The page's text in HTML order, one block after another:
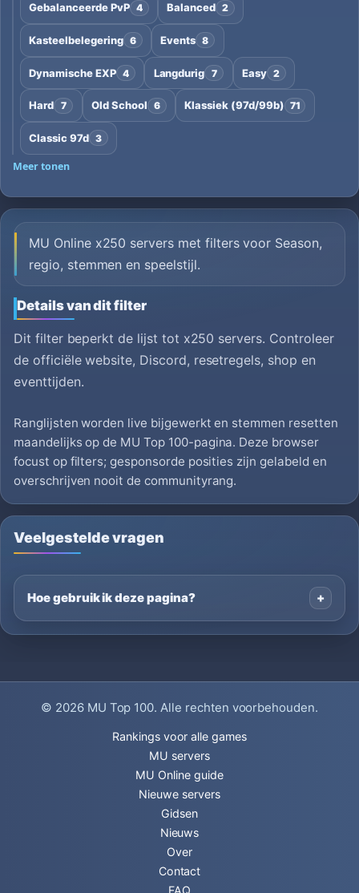
Gebalanceerde PvP 4 Balanced 2
Kasteelbelegering 6 Events 8
Dynamische EXP 4 Langdurig 7 Easy 2
Hard 7 Old School 6 Klassiek (97d/99b) 71
Classic 97d 3
Meer tonen
MU Online x250 servers met filters voor Season,
regio, stemmen en speelstijl.
Details van dit filter
Dit filter beperkt de lijst tot x250 servers. Controleer
de officiële website, Discord, resetregels, shop en
eventtijden.
Ranglijsten worden live bijgewerkt en stemmen resetten
maandelijks op de MU Top 100-pagina. Deze browser
focust op filters; gesponsorde posities zijn gelabeld en
overschrijven nooit de communityrang.
Veelgestelde vragen
Hoe gebruik ik deze pagina?
© 2026 MU Top 100. Alle rechten voorbehouden.
Rankings voor alle games
MU servers
MU Online guide
Nieuwe servers
Gidsen
Nieuws
Over
Contact
FAQ